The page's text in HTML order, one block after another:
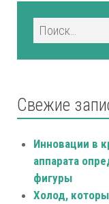
Свежие
Инновации в
аппарата
фигуры
Холод,